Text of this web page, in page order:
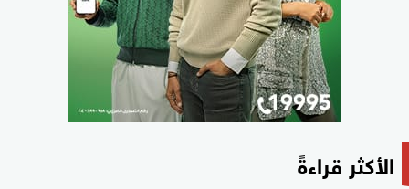
الأكثر قراءةً